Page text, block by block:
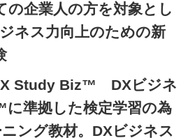
の企業人の方を対象とし
ネス力向上のための新
Study Biz™ DXビジネ
準拠した検定学習の為
ング教材。DXビジネス